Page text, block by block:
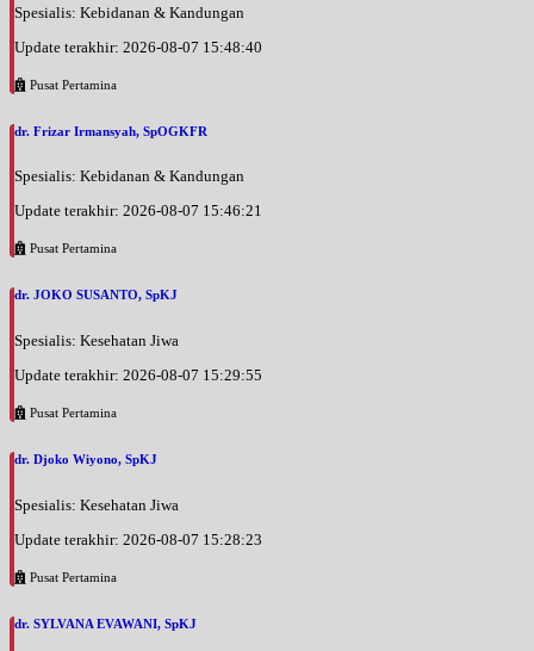
Spesialis: Kebidanan & Kandungan
Update terakhir: 2026-08-07 15:48:40
Pusat Pertamina
dr. Frizar Irmansyah, SpOGKFR
Spesialis: Kebidanan & Kandungan
Update terakhir: 2026-08-07 15:46:21
Pusat Pertamina
dr. JOKO SUSANTO, SpKJ
Spesialis: Kesehatan Jiwa
Update terakhir: 2026-08-07 15:29:55
Pusat Pertamina
dr. Djoko Wiyono, SpKJ
Spesialis: Kesehatan Jiwa
Update terakhir: 2026-08-07 15:28:23
Pusat Pertamina
dr. SYLVANA EVAWANI, SpKJ